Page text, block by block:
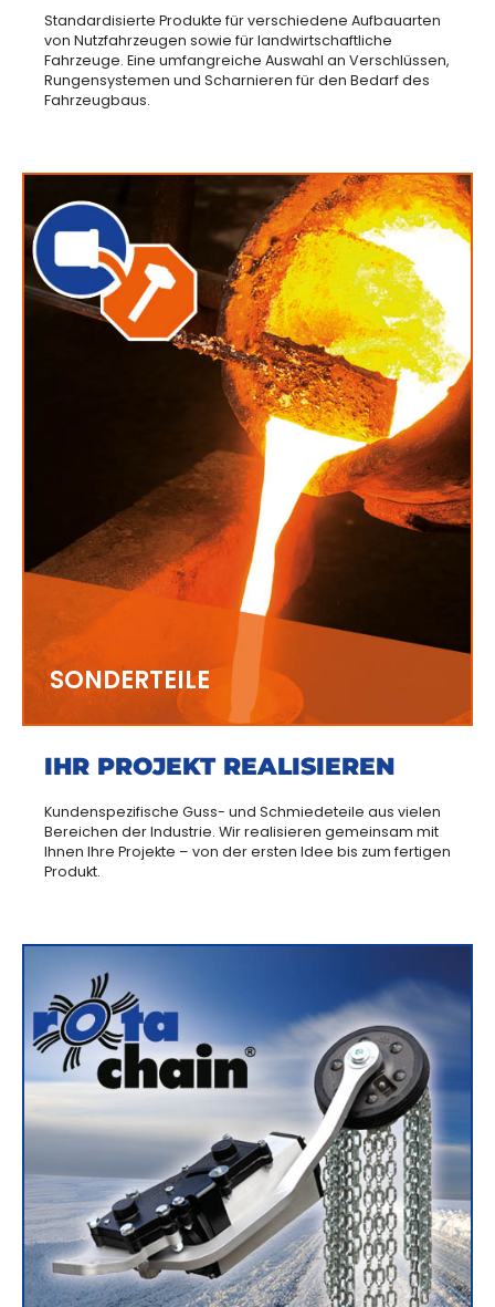
Standardisierte Produkte für verschiedene Aufbauarten
von Nutzfahrzeugen sowie für landwirtschaftliche
Fahrzeuge. Eine umfangreiche Auswahl an Verschlüssen,
Rungensystemen und Scharnieren für den Bedarf des
Fahrzeugbaus.
SONDERTEILE
IHR PROJEKT REALISIEREN
Kundenspezifische Guss- und Schmiedeteile aus vielen
Bereichen der Industrie. Wir realisieren gemeinsam mit
Ihnen Ihre Projekte – von der ersten Idee bis zum fertigen
Produkt.